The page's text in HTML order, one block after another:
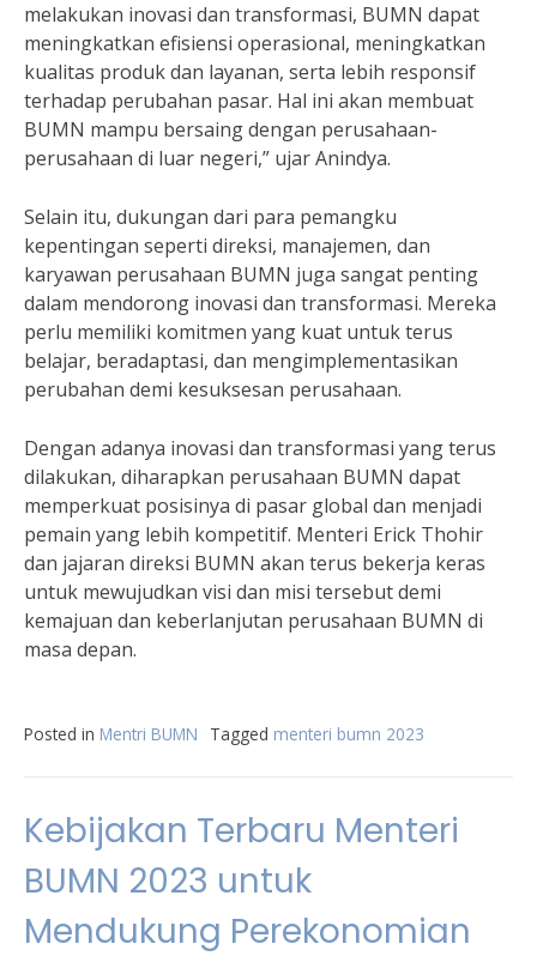
melakukan inovasi dan transformasi, BUMN dapat
meningkatkan efisiensi operasional, meningkatkan
kualitas produk dan layanan, serta lebih responsif
terhadap perubahan pasar. Hal ini akan membuat
BUMN mampu bersaing dengan perusahaan-
perusahaan di luar negeri,” ujar Anindya.
Selain itu, dukungan dari para pemangku
kepentingan seperti direksi, manajemen, dan
karyawan perusahaan BUMN juga sangat penting
dalam mendorong inovasi dan transformasi. Mereka
perlu memiliki komitmen yang kuat untuk terus
belajar, beradaptasi, dan mengimplementasikan
perubahan demi kesuksesan perusahaan.
Dengan adanya inovasi dan transformasi yang terus
dilakukan, diharapkan perusahaan BUMN dapat
memperkuat posisinya di pasar global dan menjadi
pemain yang lebih kompetitif. Menteri Erick Thohir
dan jajaran direksi BUMN akan terus bekerja keras
untuk mewujudkan visi dan misi tersebut demi
kemajuan dan keberlanjutan perusahaan BUMN di
masa depan.
Posted in Mentri BUMN Tagged menteri bumn 2023
Kebijakan Terbaru Menteri
BUMN 2023 untuk
Mendukung Perekonomian